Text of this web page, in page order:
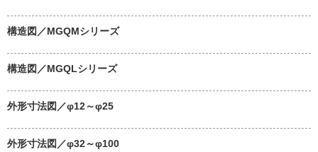
構造図／MGQMシリーズ
構造図／MGQLシリーズ
外形寸法図／φ12～φ25
外形寸法図／φ32～φ100